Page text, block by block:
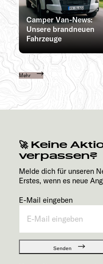
Camper Van-News:
Unsere brandneuen
Fahrzeuge
Mehr
🚀 Keine
verpassen?
Melde dich für unseren
Erstes, wenn es neue
E-Mail eingeben
Senden